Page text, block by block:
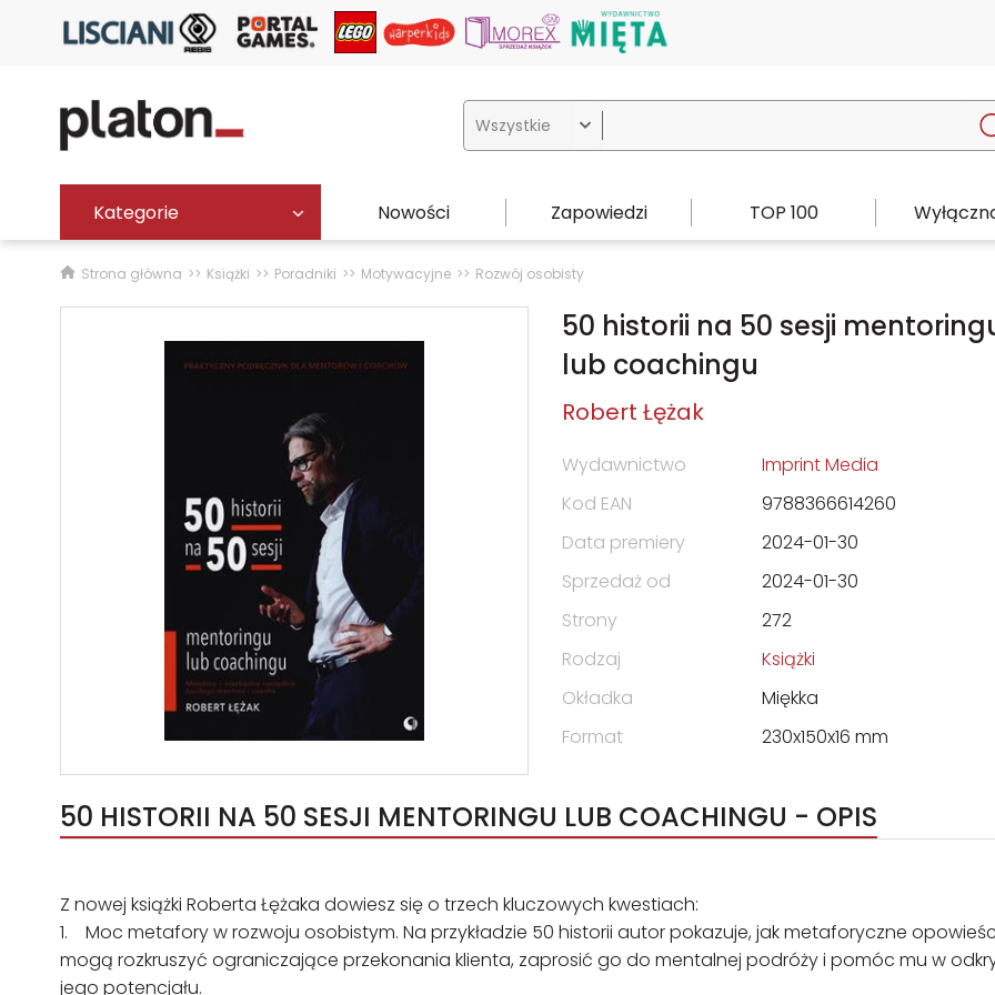

Kategorie Nowości Zapowiedzi TOP 100
Strona główna Książki Poradniki Motywacyjne Rozwój osobisty
50 historii na 50 sesji
lub coachingu
Robert Łężak
Wydawnictwo
Imprint Media
Kod EAN
9788366614260
Data premiery
2024-01-30
Sprzedaż od
2024-01-30
Strony
272
Rodzaj
Książki
Okładka
Miękka
Format
230x150x16 mm
50 HISTORII NA 50 SESJI MENTORINGU LUB COACHINGU - OPIS
Z nowej książki Roberta Łężaka dowiesz się o trzech kluczowych kwestiach:
1. Moc metafory w rozwoju osobistym. Na przykładzie 50 historii autor pokazuje, jak metaforyczne
mogą rozkruszyć ograniczające przekonania klienta, zaprosić go do mentalnej podróży i pomóc mu w
jego potencjału.